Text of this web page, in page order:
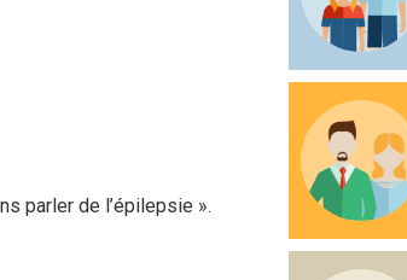
parler de l’épilepsie ».